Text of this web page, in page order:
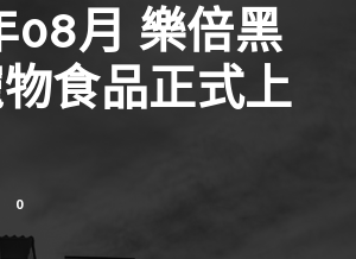
08月 樂倍黑
食品正式上
0